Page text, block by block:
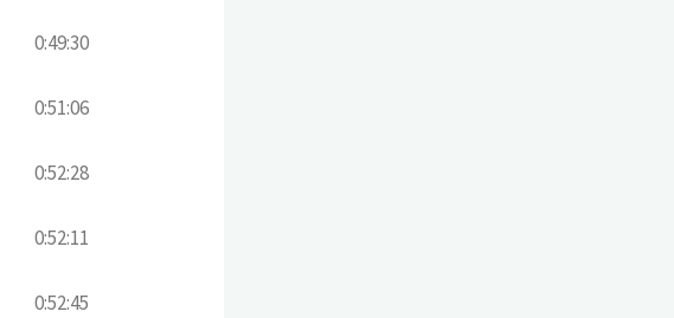
0:49:30
0:51:06
0:52:28
0:52:11
0:52:45